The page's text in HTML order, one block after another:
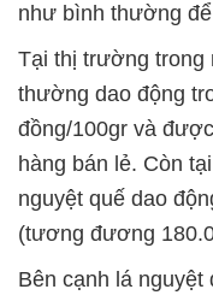
như bình thường
Tại thị trường trong
thường dao động
đồng/100gr và
hàng bán lẻ. Còn
nguyệt quế dao
(tương đương
Bên cạnh lá nguyệt